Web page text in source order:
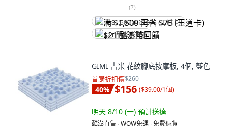
(7)
满 $1,500 再省 $75 (王道卡)
$21 酷澎幣回饋
GIMI 吉米 花紋腳底按摩板, 4個, 藍色
首購折扣價$260
40% $156 ($39.00/1個)
明天 8/10 (一) 預計送達
酷澎直售 ∙ WOW免運 ∙ 免費退貨